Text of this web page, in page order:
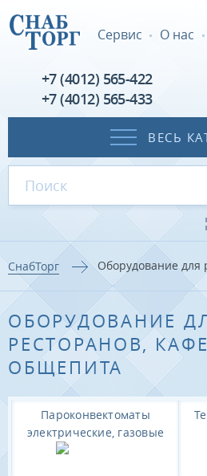
Сервис О нас
+7 (4012) 565-422
+7 (4012) 565-433
ВЕСЬ
СнабТорг Оборудование для
ОБОРУДОВАНИЕ
РЕСТОРАНОВ,
ОБЩЕПИТА
Пароконвектоматы
электрические, газовые